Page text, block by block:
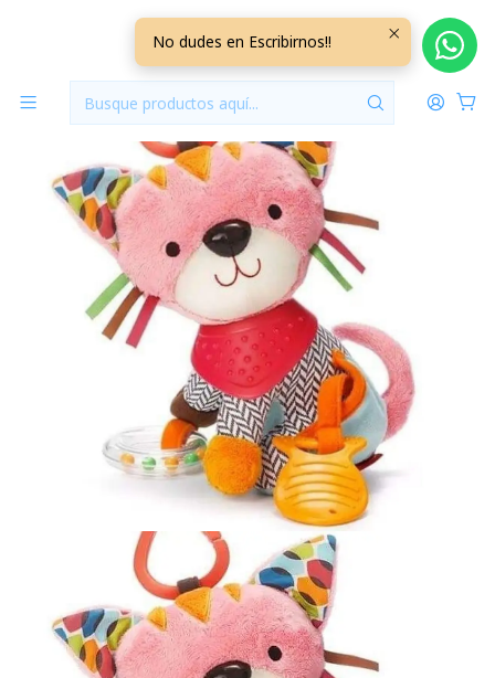
Jugueteria Peluche Estimulación Gatita +0M
No dudes en Escribirnos!!